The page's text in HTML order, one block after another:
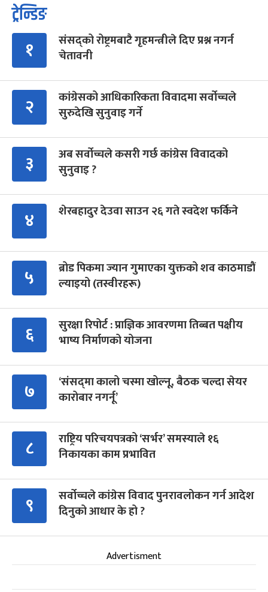
ट्रेन्डिङ
१
संसद्को रोष्ट्रमबाटै गृहमन्त्रीले दिए प्रश्न नगर्न
चेतावनी
२
कांग्रेसको आधिकारिकता विवादमा सर्वोच्चले
सुरुदेखि सुनुवाइ गर्ने
३
अब सर्वोच्चले कसरी गर्छ कांग्रेस विवादको
सुनुवाइ ?
४ शेरबहादुर देउवा साउन २६ गते स्वदेश फर्किने
५
ब्रोड पिकमा ज्यान गुमाएका युक्तको शव काठमाडौं
ल्याइयो (तस्वीरहरू)
६
सुरक्षा रिपोर्ट : प्राज्ञिक आवरणमा तिब्बत पक्षीय
भाष्य निर्माणको योजना
७
‘संसद्‍मा कालो चस्मा खोल्नू, बैठक चल्दा सेयर
कारोबार नगर्नू’
८
राष्ट्रिय परिचयपत्रको ‘सर्भर’ समस्याले १६
निकायका काम प्रभावित
९
सर्वोच्चले कांग्रेस विवाद पुनरावलोकन गर्न आदेश
दिनुको आधार के हो ?
Advertisment